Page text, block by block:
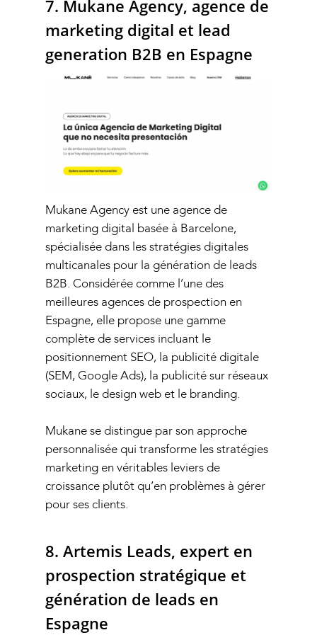
7. Mukane Agency, agence de
marketing digital et lead
generation B2B en Espagne
Mukane Agency est une agence de
marketing digital basée à Barcelone,
spécialisée dans les stratégies digitales
multicanales pour la génération de leads
B2B. Considérée comme l’une des
meilleures agences de prospection en
Espagne, elle propose une gamme
complète de services incluant le
positionnement SEO, la publicité digitale
(SEM, Google Ads), la publicité sur réseaux
sociaux, le design web et le branding.
Mukane se distingue par son approche
personnalisée qui transforme les stratégies
marketing en véritables leviers de
croissance plutôt qu’en problèmes à gérer
pour ses clients.
8. Artemis Leads, expert en
prospection stratégique et
génération de leads en
Espagne
Recrutement
événements B2B
Social selling LinkedIn
Notre Blog
Contact Seventic